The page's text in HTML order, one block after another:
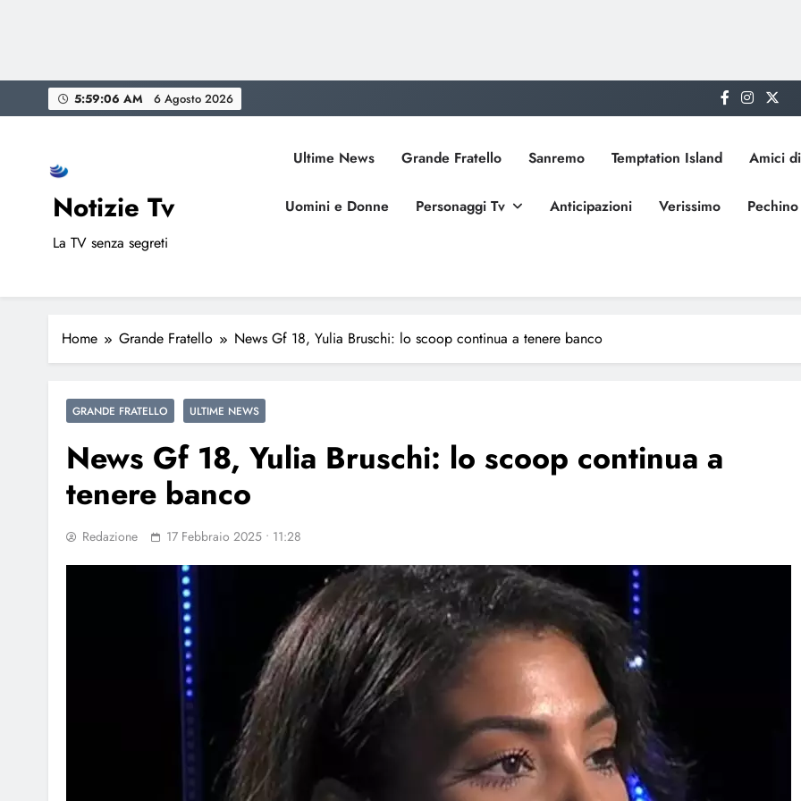
to
5:59:07 AM 6 Agosto 2026
Notizie Tv
La TV senza segreti
Ultime News Grande Fratello Sanremo Temptation Island Amici
Uomini e Donne Personaggi Tv Anticipazioni Verissimo
Home Grande Fratello News Gf 18, Yulia Bruschi: lo scoop continua a tenere banco
GRANDE FRATELLO ULTIME NEWS
News Gf 18, Yulia Bruschi: lo scoop continua a
tenere banco
Redazione 17 Febbraio 2025 • 11:28